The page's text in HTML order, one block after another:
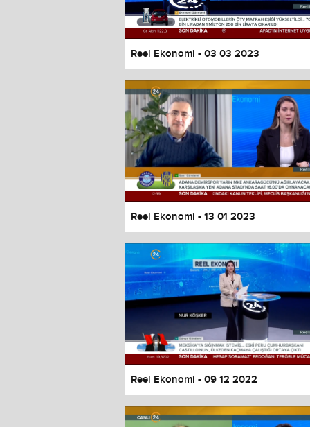
Reel Ekonomi - 03 03 2023
Reel Ekonomi - 13 01 2023
Reel Ekonomi - 09 12 2022